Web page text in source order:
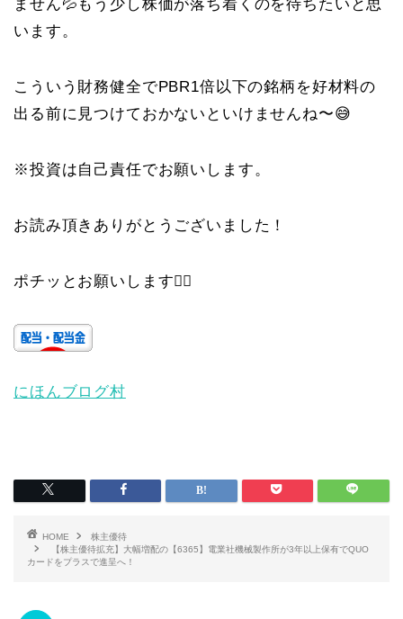
ません💦もう少し株価が落ち着くのを待ちたいと思
います。
こういう財務健全でPBR1倍以下の銘柄を好材料の
出る前に見つけておかないといけませんね〜😅
※投資は自己責任でお願いします。
お読み頂きありがとうございました！
ポチッとお願いします🙇‍♀️
にほんブログ村
HOME
株主優待
【株主優待拡充】大幅増配の【6365】電業社機械製作所が3年以上保有でQUO
カードをプラスで進呈へ！